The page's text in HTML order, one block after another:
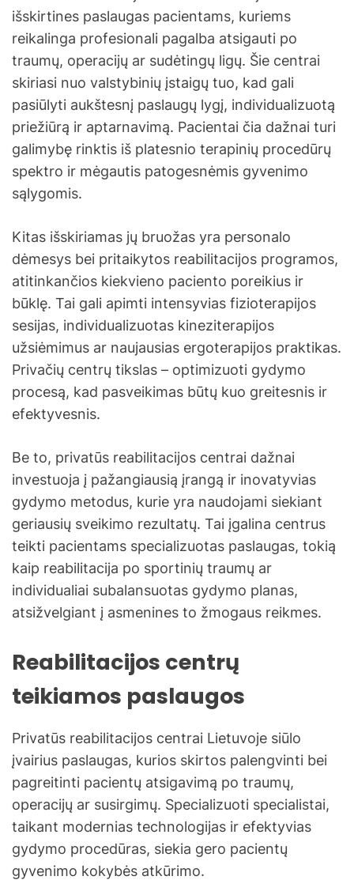
išskirtines paslaugas pacientams, kuriems
reikalinga profesionali pagalba atsigauti po
traumų, operacijų ar sudėtingų ligų. Šie centrai
skiriasi nuo valstybinių įstaigų tuo, kad gali
pasiūlyti aukštesnį paslaugų lygį, individualizuotą
priežiūrą ir aptarnavimą. Pacientai čia dažnai turi
galimybę rinktis iš platesnio terapinių procedūrų
spektro ir mėgautis patogesnėmis gyvenimo
sąlygomis.
Kitas išskiriamas jų bruožas yra personalo
dėmesys bei pritaikytos reabilitacijos programos,
atitinkančios kiekvieno paciento poreikius ir
būklę. Tai gali apimti intensyvias fizioterapijos
sesijas, individualizuotas kineziterapijos
užsiėmimus ar naujausias ergoterapijos praktikas.
Privačių centrų tikslas – optimizuoti gydymo
procesą, kad pasveikimas būtų kuo greitesnis ir
efektyvesnis.
Be to, privatūs reabilitacijos centrai dažnai
investuoja į pažangiausią įrangą ir inovatyvias
gydymo metodus, kurie yra naudojami siekiant
geriausių sveikimo rezultatų. Tai įgalina centrus
teikti pacientams specializuotas paslaugas, tokią
kaip reabilitacija po sportinių traumų ar
individualiai subalansuotas gydymo planas,
atsižvelgiant į asmenines to žmogaus reikmes.
Reabilitacijos centrų
teikiamos paslaugos
Privatūs reabilitacijos centrai Lietuvoje siūlo
įvairius paslaugas, kurios skirtos palengvinti bei
pagreitinti pacientų atsigavimą po traumų,
operacijų ar susirgimų. Specializuoti specialistai,
taikant modernias technologijas ir efektyvias
gydymo procedūras, siekia gero pacientų
gyvenimo kokybės atkūrimo.